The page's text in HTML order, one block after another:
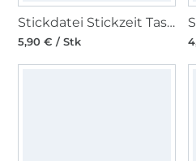
Stickdatei Stickzeit Taschentüchertasche ITH
5,90 € / Stk